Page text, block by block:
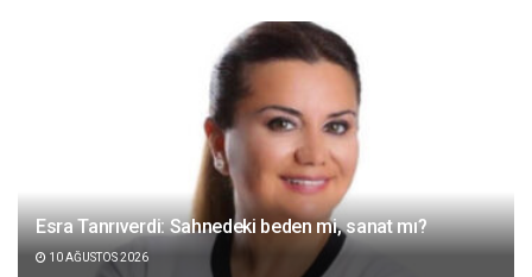
Esra Tanrıverdi: Sahnedeki beden mi, sanat mı?
10 AĞUSTOS 2026